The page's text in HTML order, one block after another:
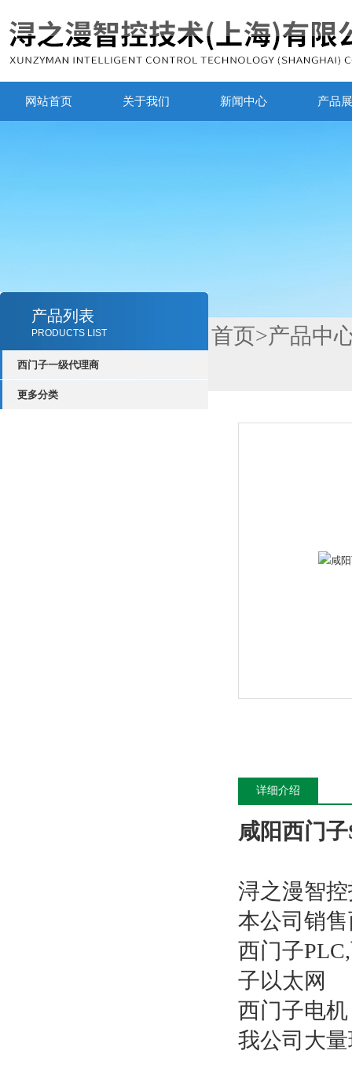
网站首页 关于我们 新闻中心 产品
产品列表
PRODUCTS LIST
西门子一级代理商
更多分类
首页>产品中
详细介绍
咸阳西门
浔之漫智
本公司销
西门子
子以太网
西门子电
我公司大